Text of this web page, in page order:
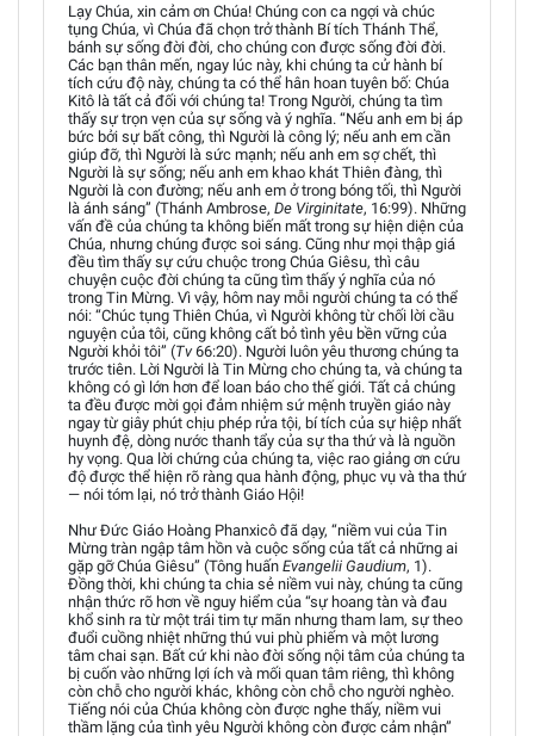
Lạy Chúa, xin cảm ơn Chúa! Chúng con ca ngợi và chúc
tụng Chúa, vì Chúa đã chọn trở thành Bí tích Thánh Thể,
bánh sự sống đời đời, cho chúng con được sống đời đời.
Các bạn thân mến, ngay lúc này, khi chúng ta cử hành bí
tích cứu độ này, chúng ta có thể hân hoan tuyên bố: Chúa
Kitô là tất cả đối với chúng ta! Trong Người, chúng ta tìm
thấy sự trọn vẹn của sự sống và ý nghĩa. “Nếu anh em bị áp
bức bởi sự bất công, thì Người là công lý; nếu anh em cần
giúp đỡ, thì Người là sức mạnh; nếu anh em sợ chết, thì
Người là sự sống; nếu anh em khao khát Thiên đàng, thì
Người là con đường; nếu anh em ở trong bóng tối, thì Người
là ánh sáng” (Thánh Ambrose, De Virginitate, 16:99). Những
vấn đề của chúng ta không biến mất trong sự hiện diện của
Chúa, nhưng chúng được soi sáng. Cũng như mọi thập giá
đều tìm thấy sự cứu chuộc trong Chúa Giêsu, thì câu
chuyện cuộc đời chúng ta cũng tìm thấy ý nghĩa của nó
trong Tin Mừng. Vì vậy, hôm nay mỗi người chúng ta có thể
nói: “Chúc tụng Thiên Chúa, vì Người không từ chối lời cầu
nguyện của tôi, cũng không cất bỏ tình yêu bền vững của
Người khỏi tôi” (Tv66:20). Người luôn yêu thương chúng ta
trước tiên. Lời Người là Tin Mừng cho chúng ta, và chúng ta
không có gì lớn hơn để loan báo cho thế giới. Tất cả chúng
ta đều được mời gọi đảm nhiệm sứ mệnh truyền giáo này
ngay từ giây phút chịu phép rửa tội, bí tích của sự hiệp nhất
huynh đệ, dòng nước thanh tẩy của sự tha thứ và là nguồn
hy vọng. Qua lời chứng của chúng ta, việc rao giảng ơn cứu
độ được thể hiện rõ ràng qua hành động, phục vụ và tha thứ
— nói tóm lại, nó trở thành Giáo Hội!
Như Đức Giáo Hoàng Phanxicô đã dạy, “niềm vui của Tin
Mừng tràn ngập tâm hồn và cuộc sống của tất cả những ai
gặp gỡ Chúa Giêsu” (Tông huấn Evangelii Gaudium, 1).
Đồng thời, khi chúng ta chia sẻ niềm vui này, chúng ta cũng
nhận thức rõ hơn về nguy hiểm của “sự hoang tàn và đau
khổ sinh ra từ một trái tim tự mãn nhưng tham lam, sự theo
đuổi cuồng nhiệt những thú vui phù phiếm và một lương
tâm chai sạn. Bất cứ khi nào đời sống nội tâm của chúng ta
bị cuốn vào những lợi ích và mối quan tâm riêng, thì không
còn chỗ cho người khác, không còn chỗ cho người nghèo.
Tiếng nói của Chúa không còn được nghe thấy, niềm vui
thầm lặng của tình yêu Người không còn được cảm nhận”